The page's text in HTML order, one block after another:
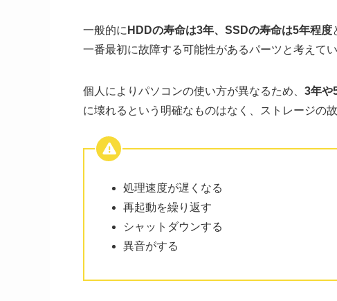
一般的に HDDの寿命は3年、SSDの寿命は5年程度
一番最初に故障する可能性があるパーツと考えてい
個人によりパソコンの使い方が異なるため、 3年や
に壊れるという明確なものはなく、ストレージの
処理速度が遅くなる
再起動を繰り返す
シャットダウンする
異音がする